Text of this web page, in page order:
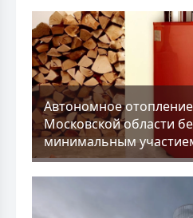
Aвтономное
Московской области
минимальным